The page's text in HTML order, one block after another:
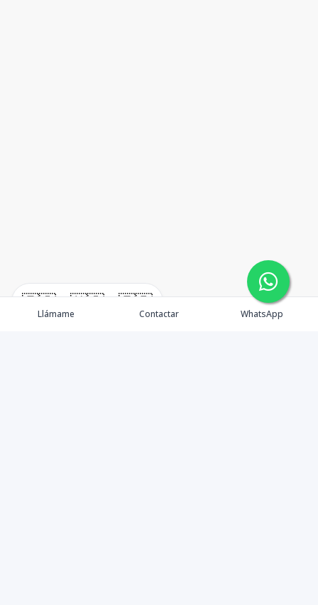
🇪🇸 🇺🇸 🇫🇷
Llámame Contactar WhatsApp